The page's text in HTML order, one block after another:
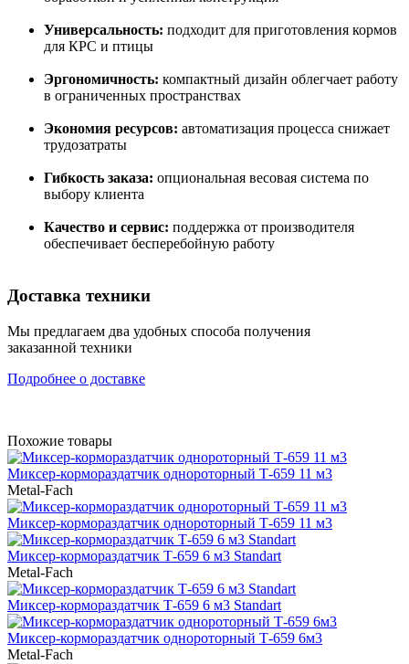
Универсальность: подходит для приготовления кормов
для КРС и птицы
Эргономичность: компактный дизайн облегчает работу
в ограниченных пространствах
Экономия ресурсов: автоматизация процесса снижает
трудозатраты
Гибкость заказа: опциональная весовая система по
выбору клиента
Качество и сервис: поддержка от производителя
обеспечивает бесперебойную работу
Доставка техники
Мы предлагаем два удобных способа получения
заказанной техники
Подробнее о доставке
Похожие товары
Миксер-кормораздатчик однороторный Т-659 11 м3
Metal-Fach
Миксер-кормораздатчик однороторный Т-659 11 м3
Миксер-кормораздатчик Т-659 6 м3 Standart
Metal-Fach
Миксер-кормораздатчик Т-659 6 м3 Standart
Миксер-кормораздатчик однороторный Т-659 6м3
Metal-Fach